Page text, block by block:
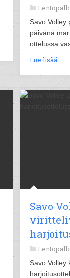
Savo Volley
päivänä
ottelussa
Lue lisää
Savo
Savo Volley